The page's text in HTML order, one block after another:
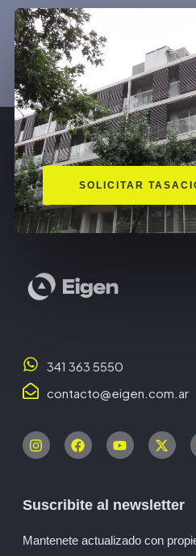
SOLICITAR
341 363 5550
contacto@eigen.com.ar
Suscribite al newsletter
Mantenete actualizado con